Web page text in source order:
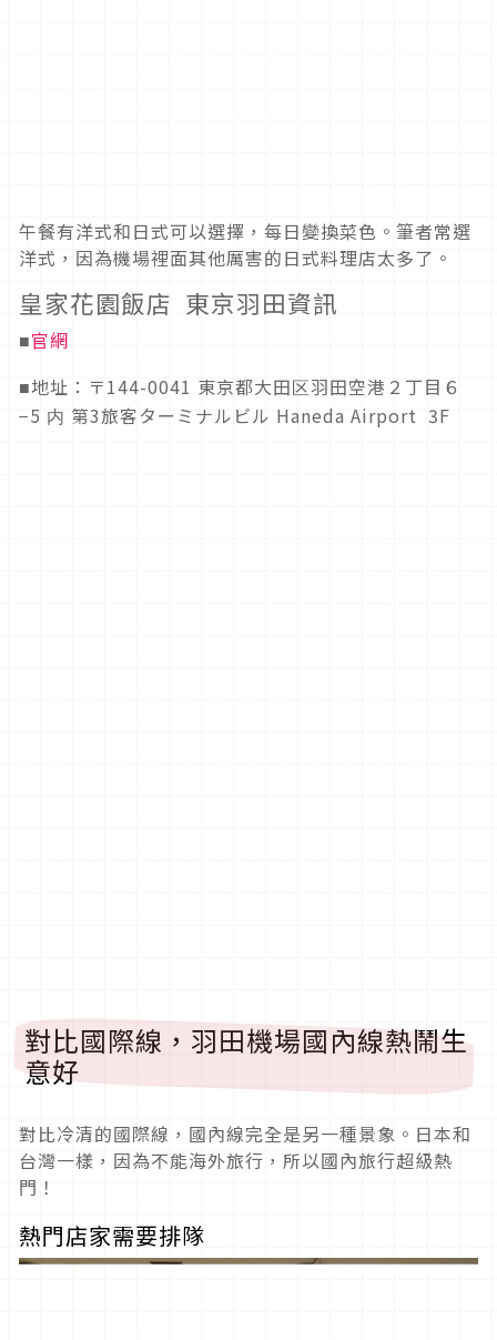
午餐有洋式和日式可以選擇，每日變換菜色。筆者常選
洋式，因為機場裡面其他厲害的日式料理店太多了。
皇家花園飯店 東京羽田資訊
■官網
■地址：〒144-0041 東京都大田区羽田空港２丁目６
−5 内 第3旅客ターミナルビル Haneda Airport 3F
對比國際線，羽田機場國內線熱鬧生
意好
對比冷清的國際線，國內線完全是另一種景象。日本和
台灣一樣，因為不能海外旅行，所以國內旅行超級熱
門！
熱門店家需要排隊